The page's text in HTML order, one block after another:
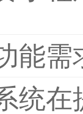
能
统